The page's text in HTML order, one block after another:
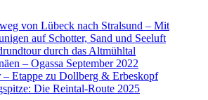
von Lübeck nach Stralsund – Mit
auf Schotter, Sand und Seeluft
durch das Altmühltal
– Ogassa September 2022
– Etappe zu Dollberg & Erbeskopf
Die Reintal-Route 2025